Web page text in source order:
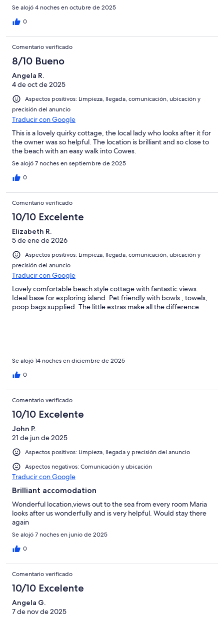
Se alojó 4 noches en octubre de 2025
0
Comentario verificado
8/10 Bueno
Angela R.
4 de oct de 2025
Aspectos positivos: Limpieza, llegada, comunicación, ubicación y
precisión del anuncio
Traducir con Google
This is a lovely quirky cottage, the local lady who looks after it for
the owner was so helpful. The location is brilliant and so close to
the beach with an easy walk into Cowes.
Se alojó 7 noches en septiembre de 2025
0
Comentario verificado
10/10 Excelente
Elizabeth R.
5 de ene de 2026
Aspectos positivos: Limpieza, llegada, comunicación, ubicación y
precisión del anuncio
Traducir con Google
Lovely comfortable beach style cottage with fantastic views.
Ideal base for exploring island. Pet friendly with bowls , towels,
poop bags supplied. The little extras make all the difference.
Se alojó 14 noches en diciembre de 2025
0
Comentario verificado
10/10 Excelente
John P.
21 de jun de 2025
Aspectos positivos: Limpieza, llegada y precisión del anuncio
Aspectos negativos: Comunicación y ubicación
Traducir con Google
Brilliant accomodation
Wonderful location,views out to the sea from every room Maria
looks after us wonderfully and is very helpful. Would stay there
again
Se alojó 7 noches en junio de 2025
0
Comentario verificado
10/10 Excelente
Angela G.
7 de nov de 2025